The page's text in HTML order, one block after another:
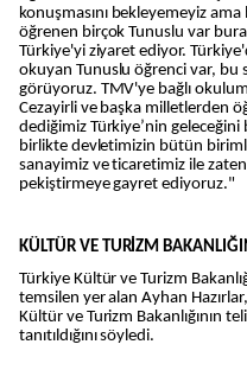
konuşmasını bekleyemeyiz
öğrenen birçok Tunuslu var
Türkiye'yi ziyaret ediyor.
okuyan Tunuslu öğrenci var, bu
görüyoruz. TMV'ye bağlı
Cezayirli ve başka milletlerden
dediğimiz Türkiye’nin
birlikte devletimizin bütün
sanayimiz ve ticaretimiz ile
pekiştirmeye gayret ediyoruz."
KÜLTÜR VE TURİZM
Türkiye Kültür ve Turizm
temsilen yer alan Ayhan Hazırlar,
Kültür ve Turizm Bakanlığının
tanıtıldığını söyledi.